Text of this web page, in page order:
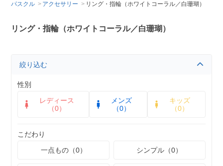
パスクル アクセサリー リング・指輪（ホワイトコーラル／白珊瑚）
リング・指輪（ホワイトコーラル／白珊瑚）
絞り込む
性別
レディース
（0）
メンズ
（0）
キッズ
（0）
こだわり
一点もの（0）
シンプル（0）